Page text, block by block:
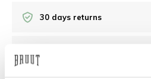
30 days returns